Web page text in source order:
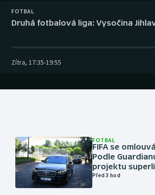
FOTBAL
Druhá fotbalová liga: Vysočina
Zítra, 17:35-19:55
FOTBAL
FIFA se
Podle
projektu
Před 3 hod